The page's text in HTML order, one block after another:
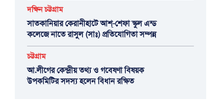
দক্ষিন চট্টগ্রাম
সাতকানিয়ার কেরানীহাটে আশ্-শেফা স্কুল এন্ড
কলেজে নাতে রাসুল (সাঃ) প্রতিযোগিতা সম্পন্ন
চট্টগ্রাম
আ.লীগের কেন্দ্রীয় তথ্য ও গবেষণা বিষয়ক
উপকমিটির সদস্য হলেন বিধান রক্ষিত